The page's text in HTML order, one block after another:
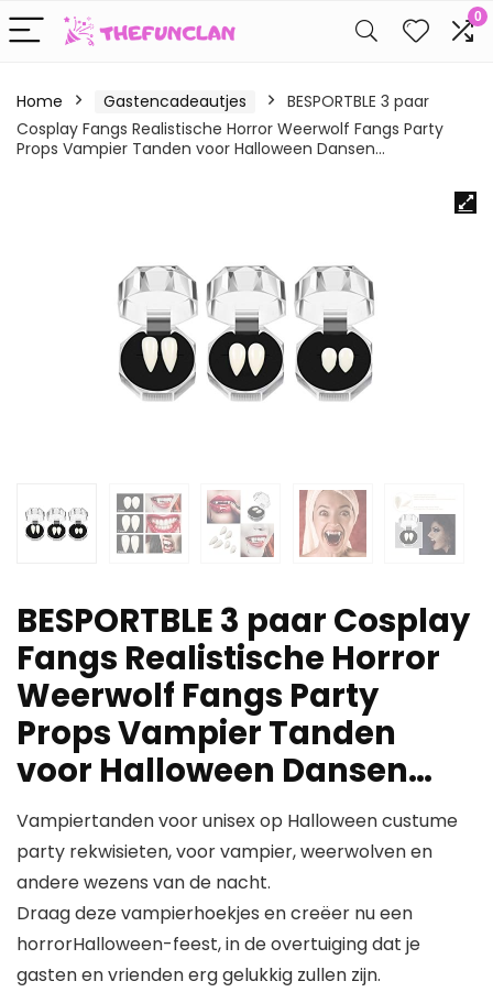
0
Home Gastencadeautjes
BESPORTBLE 3 paar
Cosplay Fangs Realistische Horror Weerwolf Fangs Party
Props Vampier Tanden voor Halloween Dansen…
BESPORTBLE 3 paar Cosplay
Fangs Realistische Horror
Weerwolf Fangs Party
Props Vampier Tanden
voor Halloween Dansen…
Vampiertanden voor unisex op Halloween custume
party rekwisieten, voor vampier, weerwolven en
andere wezens van de nacht.
Draag deze vampierhoekjes en creëer nu een
horrorHalloween-feest, in de overtuiging dat je
gasten en vrienden erg gelukkig zullen zijn.